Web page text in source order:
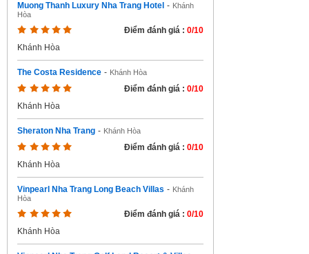
Muong Thanh Luxury Nha Trang Hotel - Khánh
Hòa
Điểm đánh giá : 0/10
Khánh Hòa
The Costa Residence - Khánh Hòa
Điểm đánh giá : 0/10
Khánh Hòa
Sheraton Nha Trang - Khánh Hòa
Điểm đánh giá : 0/10
Khánh Hòa
Vinpearl Nha Trang Long Beach Villas - Khánh
Hòa
Điểm đánh giá : 0/10
Khánh Hòa